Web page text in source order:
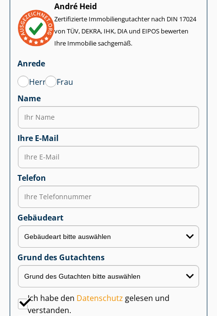
André Heid
Zertifizierte Im­mo­bi­li­en­gut­ach­ter nach DIN 17024
von TÜV, DEKRA, IHK, DIA und EIPOS bewerten
Ihre Immobilie sachgemäß.
Anrede
Herr
Frau
Name
Ihre E-Mail
Telefon
Gebäudeart
Grund des Gutachtens
Ich habe den Datenschutz gelesen und
verstanden.